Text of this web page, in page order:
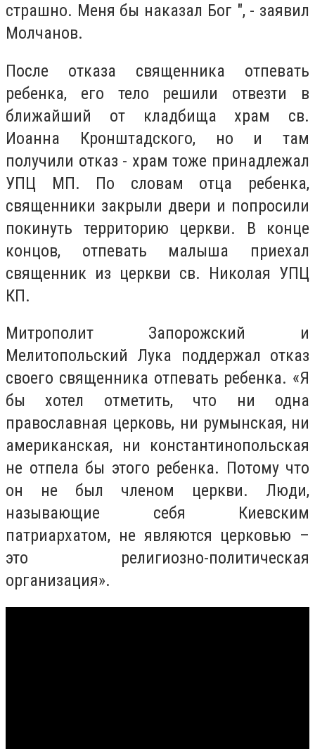
страшно. Меня бы наказал Бог ", - заявил
Молчанов.
После отказа священника отпевать
ребенка, его тело решили отвезти в
ближайший от кладбища храм св.
Иоанна Кронштадского, но и там
получили отказ - храм тоже принадлежал
УПЦ МП. По словам отца ребенка,
священники закрыли двери и попросили
покинуть территорию церкви. В конце
концов, отпевать малыша приехал
священник из церкви св. Николая УПЦ
КП.
Митрополит Запорожский и
Мелитопольский Лука поддержал отказ
своего священника отпевать ребенка. «Я
бы хотел отметить, что ни одна
православная церковь, ни румынская, ни
американская, ни константинопольская
не отпела бы этого ребенка. Потому что
он не был членом церкви. Люди,
называющие себя Киевским
патриархатом, не являются церковью –
это религиозно-политическая
организация».